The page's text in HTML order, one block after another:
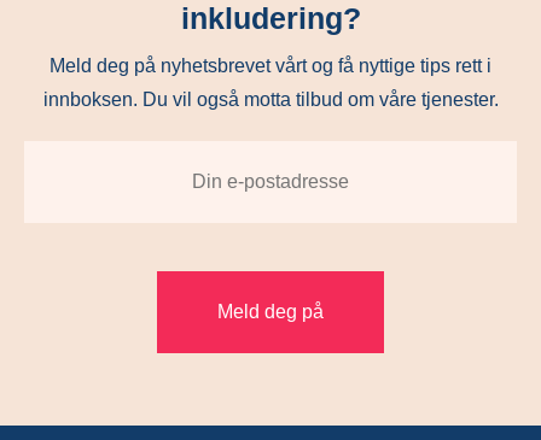
inkludering?
Meld deg på nyhetsbrevet vårt og få nyttige tips rett i
innboksen. Du vil også motta tilbud om våre tjenester.